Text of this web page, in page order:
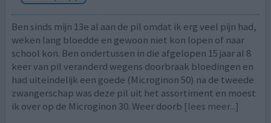
Ben sinds mijn 13e al aan de pil omdat ik erg veel pijn had,
weken lang bloedde en gewoon niet kon lopen of naar
school kon. Ben ondertussen in die afgelopen 15 jaar al 8
keer van pil veranderd wegens doorbraak bloedingen en
had uiteindelijk een goede (Microginon 50) na de tweede
zwangerschap was deze pil uit het assortiment en moest
ik over op de Microginon 30. Weer doorb [lees meer...]